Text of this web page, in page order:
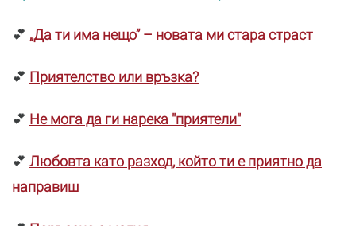
💕 „Да ти има нещо” – новата ми стара страст
💕 Приятелство или връзка?
💕 Не мога да ги нарека "приятели"
💕 Любовта като разход, който ти е приятно да
направиш